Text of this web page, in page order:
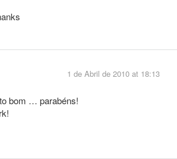
1 de Abril de 2010 at 18:13
bom … parabéns!